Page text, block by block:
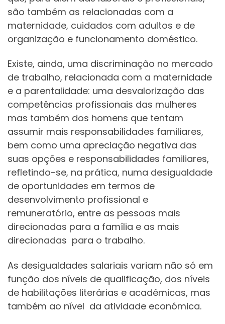
são também as relacionadas com a
maternidade, cuidados com adultos e de
organização e funcionamento doméstico.
Existe, ainda, uma discriminação no mercado
de trabalho, relacionada com a maternidade
e a parentalidade: uma desvalorização das
competências profissionais das mulheres
mas também dos homens que tentam
assumir mais responsabilidades familiares,
bem como uma apreciação negativa das
suas opções e responsabilidades familiares,
refletindo-se, na prática, numa desigualdade
de oportunidades em termos de
desenvolvimento profissional e
remuneratório, entre as pessoas mais
direcionadas para a família e as mais
direcionadas para o trabalho.
As desigualdades salariais variam não só em
função dos níveis de qualificação, dos níveis
de habilitações literárias e académicas, mas
também ao nível da atividade económica.